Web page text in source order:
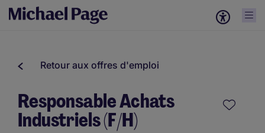
Retour aux offres d'emploi
Responsable Achats
Industriels (F/H)